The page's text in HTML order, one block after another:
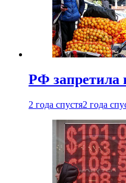
РФ запретила
2 года спустя2 года